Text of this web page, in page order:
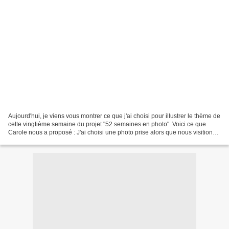
Aujourd'hui, je viens vous montrer ce que j'ai choisi pour illustrer le thème de
cette vingtième semaine du projet "52 semaines en photo". Voici ce que
Carole nous a proposé : J'ai choisi une photo prise alors que nous visitions